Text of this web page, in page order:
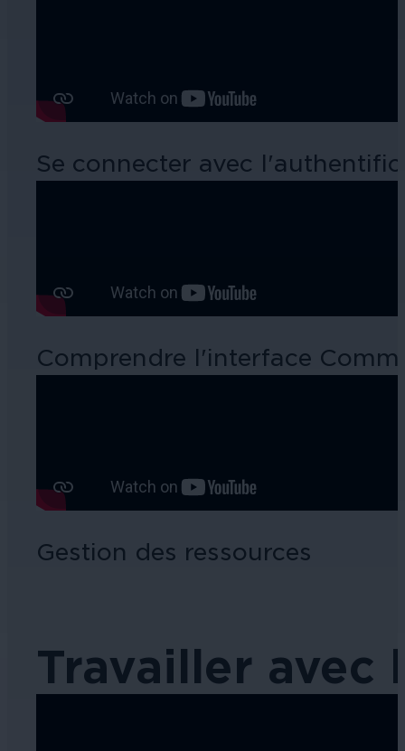
Se connecter avec
Comprendre l'interface
Gestion des ressources
Travailler avec